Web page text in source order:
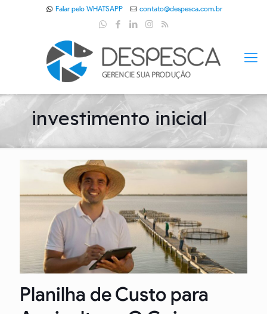
Falar pelo WHATSAPP contato@despesca.com.br
investimento inicial
Planilha de Custo para